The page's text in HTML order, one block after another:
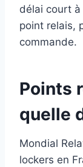
délai court
point relais,
commande.
Points
quelle
Mondial
lockers en